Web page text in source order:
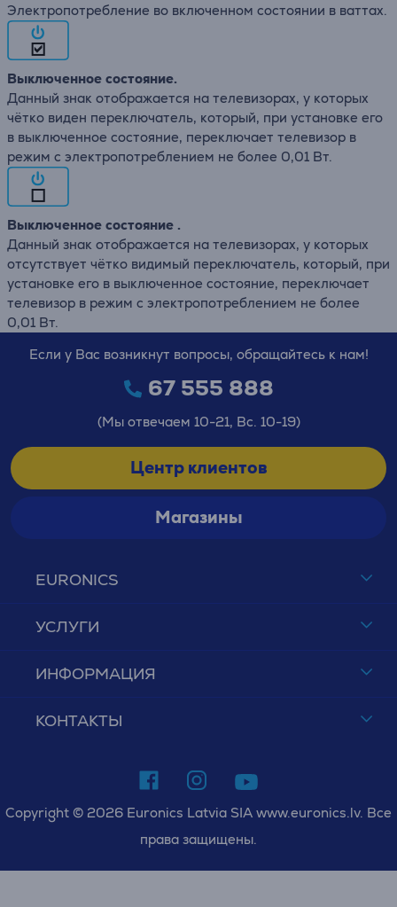
Электропотребление во включенном состоянии в ваттах.
Выключенное состояние.
Данный знак отображается на телевизорах, у которых
чётко виден переключатель, который, при установке его
в выключенное состояние, переключает телевизор в
режим с электропотреблением не более 0,01 Вт.
Выключенное состояние .
Данный знак отображается на телевизорах, у которых
отсутствует чётко видимый переключатель, который, при
установке его в выключенное состояние, переключает
телевизор в режим с электропотреблением не более
0,01 Вт.
EURONICS
УСЛУГИ
ИНФОРМАЦИЯ
КОНТАКТЫ
Если у Вас возникнут вопросы, обращайтесь к нам!
67 555 888
(Мы отвечаем 10-21, Вс. 10-19)
Центр клиентов
Магазины
Copyright © 2026 Euronics Latvia SIA www.euronics.lv. Все
права защищены.